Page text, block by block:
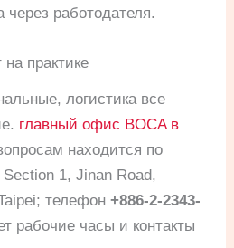
через работодателя.
практике
логистика все
главный офис BOCA в
находится по
1, Jinan Road,
телефон+886-2-2343-
рабочие часы и контакты